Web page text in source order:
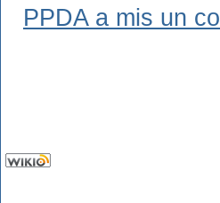
PPDA a mis un